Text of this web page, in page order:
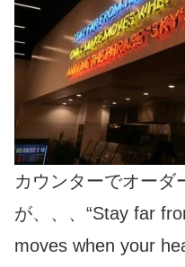
カウンターでオーダ
が、、、“Stay far
moves when your